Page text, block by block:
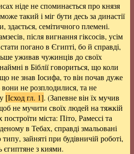
ніде не споминається про князя
такий і міг бути десь за династії
здається, семітичного племені.
після вигнання гіксосів, усім
погано в Єгипті, бо й справді,
уживав чужинців до своїх
в Біблії говориться, що коли
не знав Іосифа, то він почав дуже
вони не розплодилися, та не
[Ісход гл. 1]. (Запевне він їх мучив
не мучити своїх людей на тяжкій
построїти міста: Піто, Рамессі та
в Тебах, справді змальовані
зайняті при будівничій роботі,
з киями.